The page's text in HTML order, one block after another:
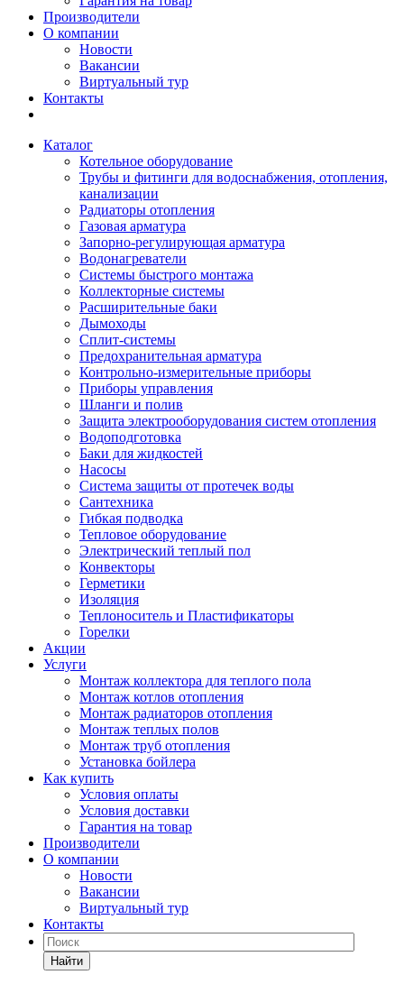
Производители
О компании
Новости
Вакансии
Виртуальный тур
Контакты
Каталог
Котельное оборудование
Трубы и фитинги для водоснабжения, отопления,
канализации
Радиаторы отопления
Газовая арматура
Запорно-регулирующая арматура
Водонагреватели
Системы быстрого монтажа
Коллекторные системы
Расширительные баки
Дымоходы
Сплит-системы
Предохранительная арматура
Контрольно-измерительные приборы
Приборы управления
Шланги и полив
Защита электрооборудования систем отопления
Водоподготовка
Баки для жидкостей
Насосы
Система защиты от протечек воды
Сантехника
Гибкая подводка
Тепловое оборудование
Электрический теплый пол
Конвекторы
Герметики
Изоляция
Теплоноситель и Пластификаторы
Горелки
Акции
Услуги
Монтаж коллектора для теплого пола
Монтаж котлов отопления
Монтаж радиаторов отопления
Монтаж теплых полов
Монтаж труб отопления
Установка бойлера
Как купить
Условия оплаты
Условия доставки
Гарантия на товар
Производители
О компании
Новости
Вакансии
Виртуальный тур
Контакты
Найти